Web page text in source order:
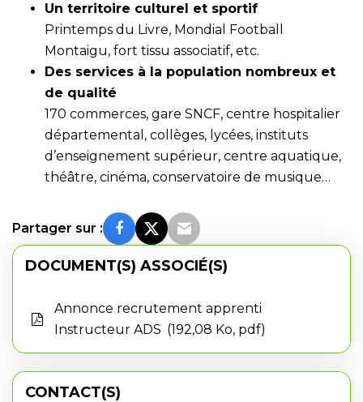
Un territoire culturel et sportif
Printemps du Livre, Mondial Football
Montaigu, fort tissu associatif, etc.
Des services à la population nombreux et
de qualité
170 commerces, gare SNCF, centre hospitalier
départemental, collèges, lycées, instituts
d’enseignement supérieur, centre aquatique,
théâtre, cinéma, conservatoire de musique…
Partager sur :
DOCUMENT(S) ASSOCIÉ(S)
Annonce recrutement apprenti
Instructeur ADS
192,08 Ko, pdf
CONTACT(S)